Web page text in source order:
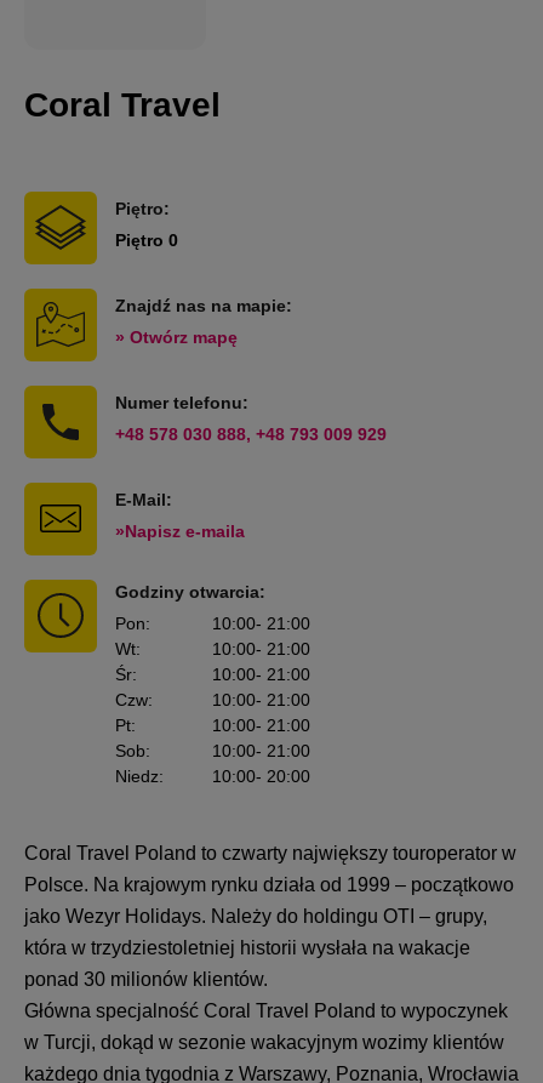
Coral Travel
Piętro:
Piętro 0
Znajdź nas na mapie:
» Otwórz mapę
Numer telefonu:
+48 578 030 888, +48 793 009 929
E-Mail:
»Napisz e-maila
Godziny otwarcia:
Pon: 10:00- 21:00
Wt: 10:00- 21:00
Śr: 10:00- 21:00
Czw: 10:00- 21:00
Pt: 10:00- 21:00
Sob: 10:00- 21:00
Niedz: 10:00- 20:00
Coral Travel Poland to czwarty największy touroperator w
Polsce. Na krajowym rynku działa od 1999 – początkowo
jako Wezyr Holidays. Należy do holdingu OTI – grupy,
która w trzydziestoletniej historii wysłała na wakacje
ponad 30 milionów klientów.
Główna specjalność Coral Travel Poland to wypoczynek
w Turcji, dokąd w sezonie wakacyjnym wozimy klientów
każdego dnia tygodnia z Warszawy, Poznania, Wrocławia